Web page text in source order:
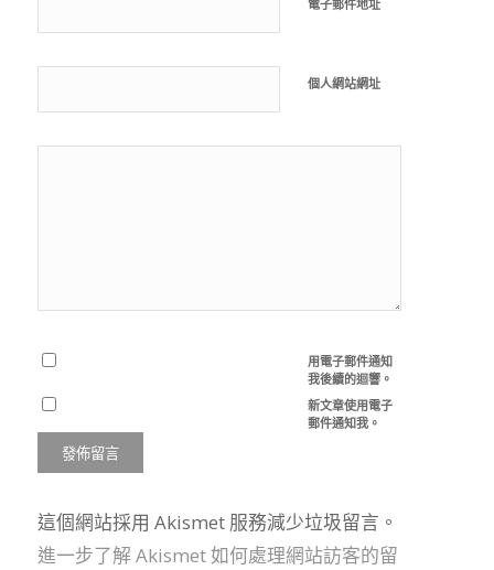
電子郵件地址
個人網站網址
用電子郵件通知
我後續的迴響。
新文章使用電子
郵件通知我。
這個網站採用 Akismet 服務減少垃圾留言。
進一步了解 Akismet 如何處理網站訪客的留